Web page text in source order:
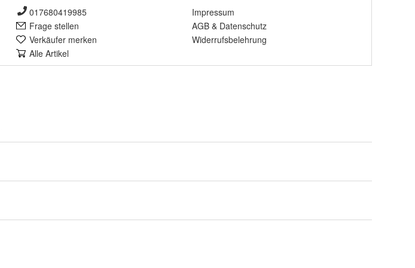
017680419985
Frage stellen
Verkäufer merken
Alle Artikel
Impressum
AGB & Datenschutz
Widerrufsbelehrung